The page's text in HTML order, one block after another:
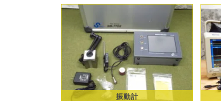
振動計